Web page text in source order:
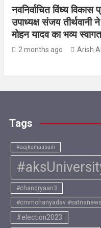
नवनिर्वाचित विंध्य विकास
उपाध्यक्ष संजय तीर्थवानी
मोहन यादव का भव्य
2 months ago Arish
Tags
#aajkamausam
#chandryaan3
#cmmohanyadav #satnanews
#election2023